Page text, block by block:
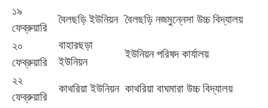
১৯
ফেব্রুয়ারি
বৈলছড়ি ইউনিয়ন বৈলছড়ি নজমুন্নেসা উচ্চ বিদ্যালয়
২০
ফেব্রুয়ারি
বাহারছড়া
ইউনিয়ন
ইউনিয়ন পরিষদ কার্যালয়
২২
ফেব্রুয়ারি
কাথরিয়া ইউনিয়ন কাথরিয়া বাঘমারা উচ্চ বিদ্যালয়